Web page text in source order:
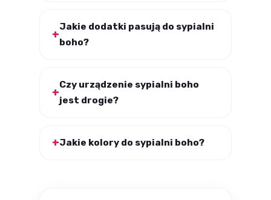
Jakie dodatki pasują do sypialni
boho?
Czy urządzenie sypialni boho
jest drogie?
Jakie kolory do sypialni boho?